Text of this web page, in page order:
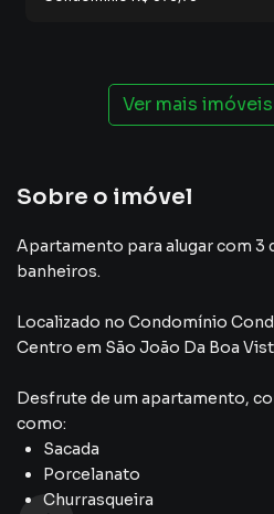
Ver mais
Sobre o imóvel
Apartamento para alugar com 3
banheiros.
Localizado no Condomínio
Centro em São João Da Boa
Desfrute de um apartamento,
como:
Sacada
Porcelanato
Churrasqueira